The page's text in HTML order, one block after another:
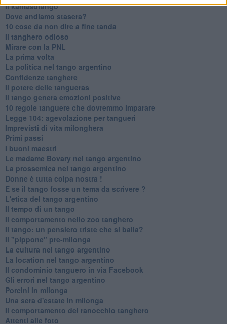
Il kamasutango
Dove andiamo stasera?
10 cose da non dire a fine tanda
Il tanghero odioso
Mirare con la PNL
La prima volta
La politica nel tango argentino
Confidenze tanghere
Il potere delle tangueras
Il tango genera emozioni positive
10 regole tanguere che dovremmo imparare
Legge 104: agevolazione per tangueri
Imprevisti di vita milonghera
Primi passi
I buoni maestri
Le madame Bovary nel tango argentino
La prossemica nel tango argentino
Donne è tutta colpa nostra !
E se il tango fosse un tema da scrivere ?
L'etica del tango argentino
Il tempo di un tango
Il comportamento nello zoo tanghero
Il tango: un pensiero triste che si balla?
Il "pippone" pre-milonga
La cultura nel tango argentino
La location nel tango argentino
Il condominio tanguero in via Facebook
Gli errori nel tango argentino
Porcini in milonga
Una sera d'estate in milonga
Il comportamento del ranocchio tanghero
Attenti alle foto